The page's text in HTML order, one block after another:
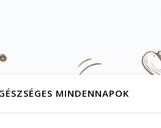
MINDENNAPOK